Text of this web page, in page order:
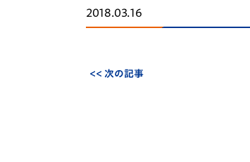
選手プロフィール
スタッフプロフィール
2018.03.16
<< 次の記事